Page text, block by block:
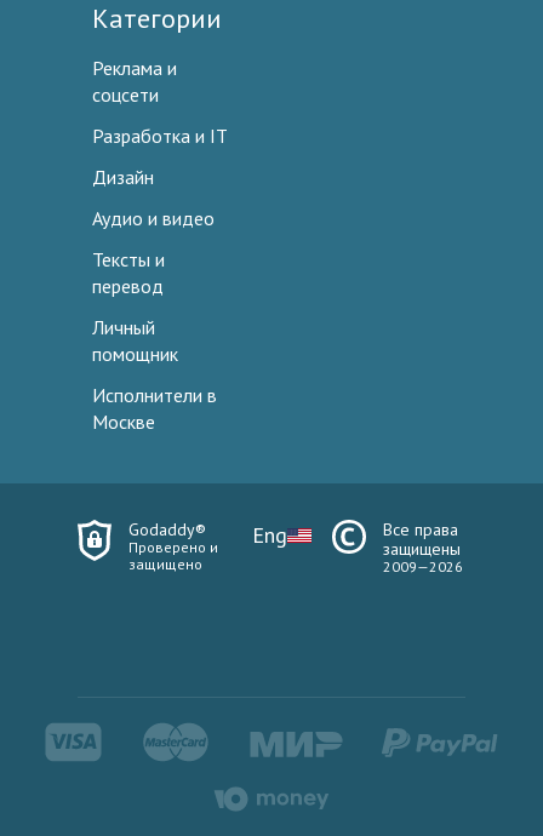
Категории
Реклама и
соцсети
Разработка и IT
Дизайн
Аудио и видео
Тексты и
перевод
Личный
помощник
Исполнители в
Москве
Godaddy®
Проверено и
защищено
Eng
Все права
защищены
2009—2026